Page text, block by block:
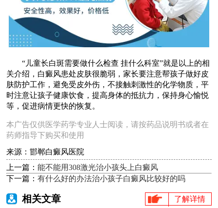
“儿童长白斑需要做什么检查 挂什么科室”就是以上的相
关介绍，白癜风患处皮肤很脆弱，家长要注意帮孩子做好皮
肤防护工作，避免受皮外伤，不接触刺激性的化学物质，平
时注意让孩子健康饮食，提高身体的抵抗力，保持身心愉悦
等，促进病情更快的恢复。 ​
本广告仅供医学药学专业人士阅读，请按药品说明书或者在
药师指导下购买和使用
来源：邯郸白癜风医院
上一篇：能不能用308激光治小孩头上白癜风
下一篇：有什么好的办法治小孩子白癜风比较好的吗
相关文章 了解详情